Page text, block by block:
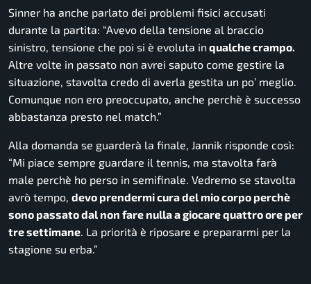
Sinner ha anche parlato dei problemi fisici accusati
durante la partita: “Avevo della tensione al braccio
sinistro, tensione che poi si è evoluta in qualche crampo.
Altre volte in passato non avrei saputo come gestire la
situazione, stavolta credo di averla gestita un po’ meglio.
Comunque non ero preoccupato, anche perchè è successo
abbastanza presto nel match.”
Alla domanda se guarderà la finale, Jannik risponde così:
“Mi piace sempre guardare il tennis, ma stavolta farà
male perchè ho perso in semifinale. Vedremo se stavolta
avrò tempo, devo prendermi cura del mio corpo perchè
sono passato dal non fare nulla a giocare quattro ore per
tre settimane. La priorità è riposare e prepararmi per la
stagione su erba.”